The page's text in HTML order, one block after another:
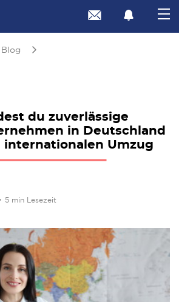
Blog
du zuverlässige
in Deutschland
internationalen Umzug
5 min Lesezeit